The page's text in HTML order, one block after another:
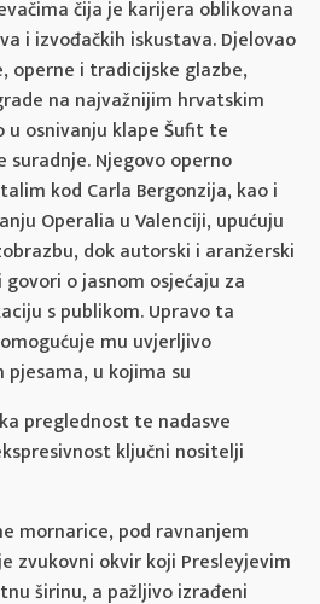
čija je karijera oblikovana
i izvođačkih iskustava. Djelovao
operne i tradicijske glazbe,
na najvažnijim hrvatskim
osnivanju klape Šufit te
Njegovo operno
kod Carla Bergonzija, kao i
Operalia u Valenciji, upućuju
dok autorski i aranžerski
o jasnom osjećaju za
s publikom. Upravo ta
mu uvjerljivo
u kojima su
preglednost te nadasve
ključni nositelji
mornarice, pod ravnanjem
zvukovni okvir koji Presleyjevim
širinu, a pažljivo izrađeni